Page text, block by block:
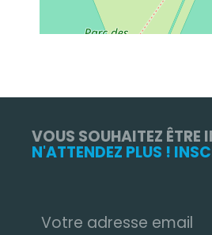
VOUS SOUHAITEZ ÊTRE
N'ATTENDEZ PLUS !